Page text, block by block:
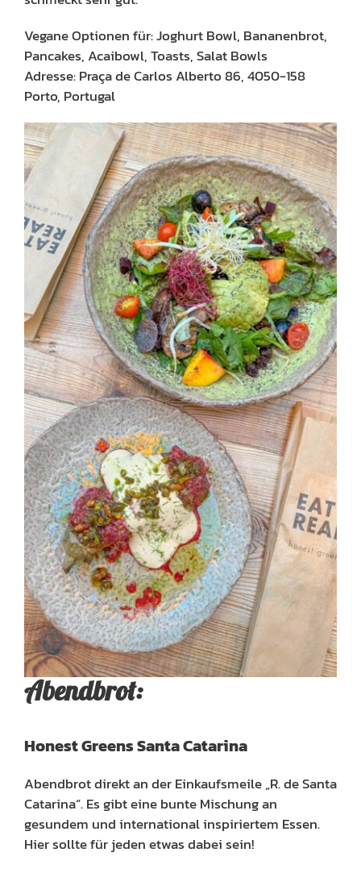
Vegane Optionen für: Joghurt Bowl, Bananenbrot,
Pancakes, Acaibowl, Toasts, Salat Bowls
Adresse: Praça de Carlos Alberto 86, 4050-158
Porto, Portugal
Abendbrot:
Honest Greens Santa Catarina
Abendbrot direkt an der Einkaufsmeile „R. de Santa
Catarina“. Es gibt eine bunte Mischung an
gesundem und international inspiriertem Essen.
Hier sollte für jeden etwas dabei sein!